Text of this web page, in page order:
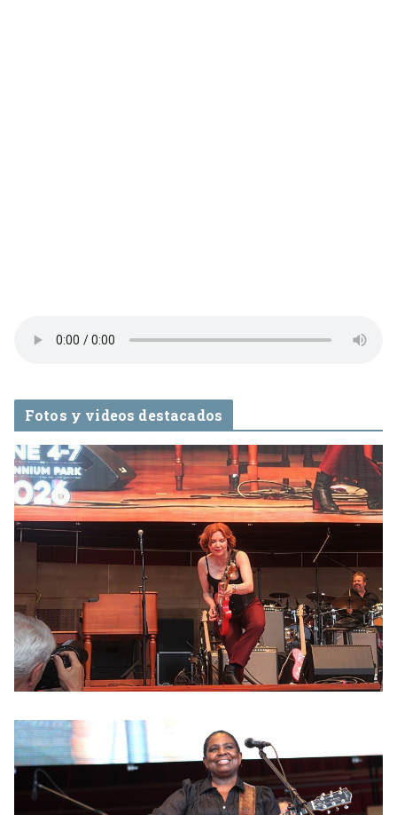
Fotos y videos destacados